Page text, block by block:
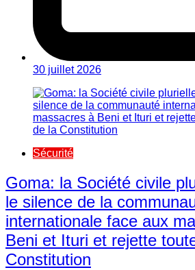
30 juillet 2026
Sécurité
Goma: la Société civile
le silence de la
internationale face aux
Beni et Ituri et rejette
Constitution